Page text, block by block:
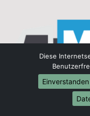
Diese
Einverstanden